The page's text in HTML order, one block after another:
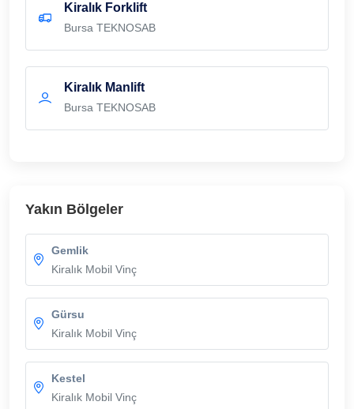
Kiralık Forklift
Bursa TEKNOSAB
Kiralık Manlift
Bursa TEKNOSAB
Yakın Bölgeler
Gemlik
Kiralık Mobil Vinç
Gürsu
Kiralık Mobil Vinç
Kestel
Kiralık Mobil Vinç